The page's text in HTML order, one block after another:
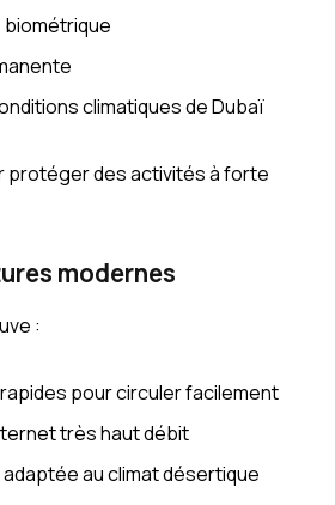
biométrique
climatiques de Dubaï
protéger des activités à forte
modernes
:
pour circuler facilement
très haut débit
au climat désertique